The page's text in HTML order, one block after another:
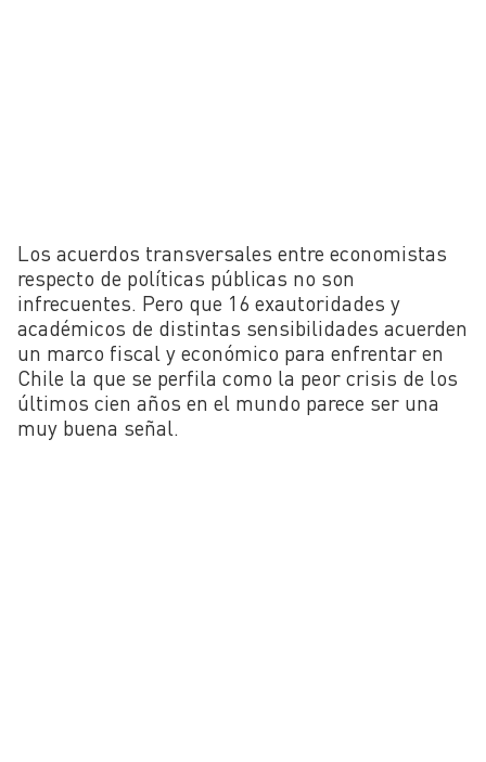
Los acuerdos transversales entre economistas
respecto de políticas públicas no son
infrecuentes. Pero que 16 exautoridades y
académicos de distintas sensibilidades acuerden
un marco fiscal y económico para enfrentar en
Chile la que se perfila como la peor crisis de los
últimos cien años en el mundo parece ser una
muy buena señal.